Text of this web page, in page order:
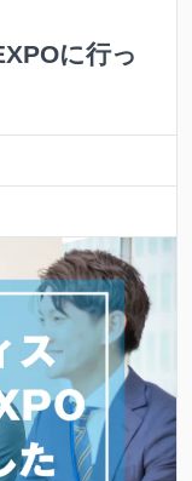
に行っ